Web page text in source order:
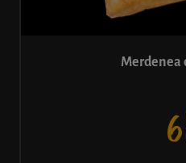
Merdenea
6